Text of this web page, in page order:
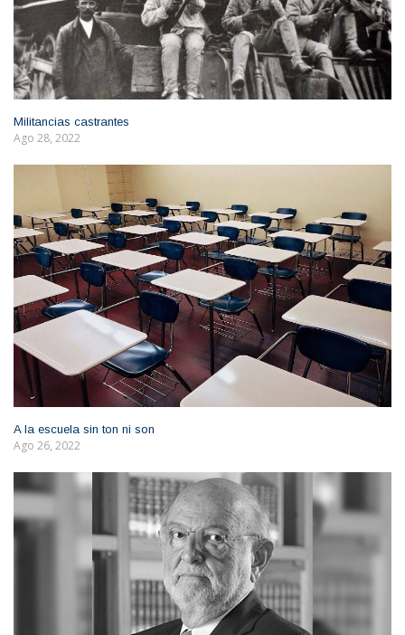
Militancias castrantes
Ago 28, 2022
A la escuela sin ton ni son
Ago 26, 2022